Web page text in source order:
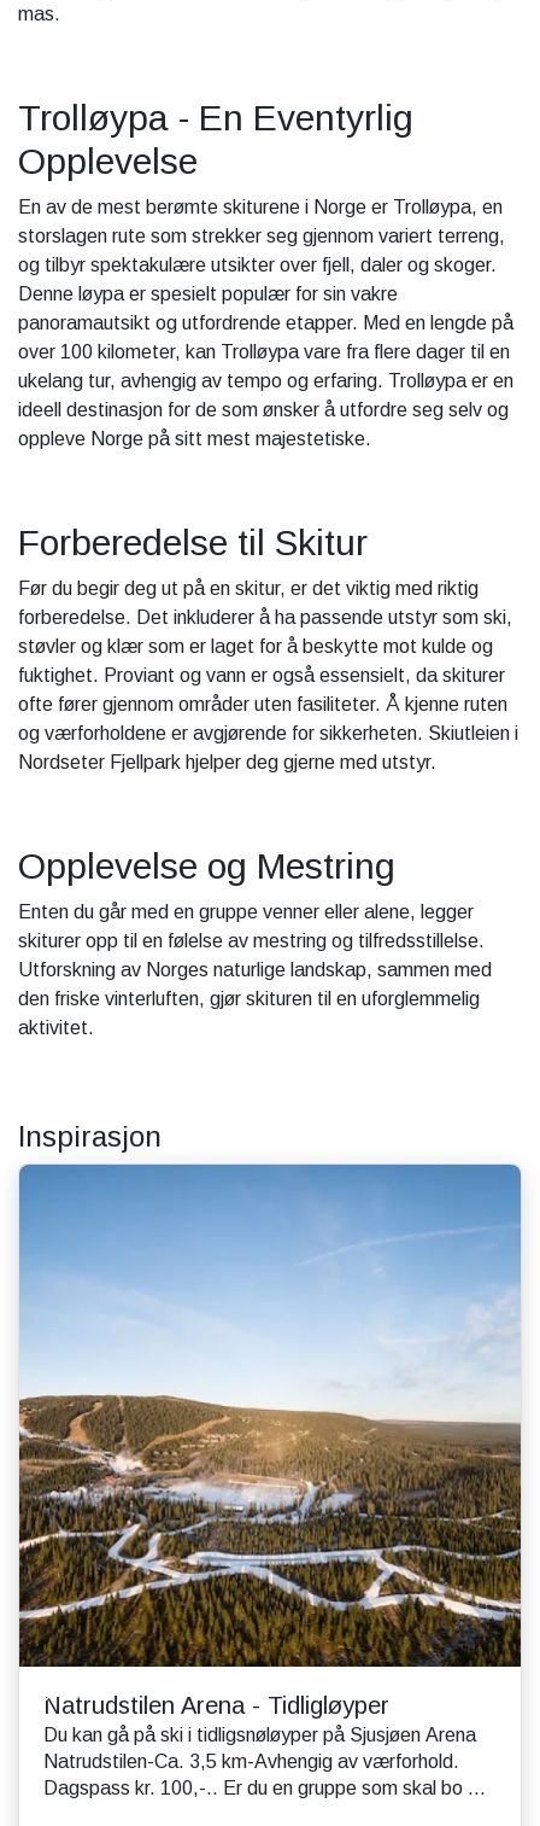
mas.
Trolløypa - En Eventyrlig
Opplevelse
En av de mest berømte skiturene i Norge er Trolløypa, en
storslagen rute som strekker seg gjennom variert terreng,
og tilbyr spektakulære utsikter over fjell, daler og skoger.
Denne løypa er spesielt populær for sin vakre
panoramautsikt og utfordrende etapper. Med en lengde på
over 100 kilometer, kan Trolløypa vare fra flere dager til en
ukelang tur, avhengig av tempo og erfaring. Trolløypa er en
ideell destinasjon for de som ønsker å utfordre seg selv og
oppleve Norge på sitt mest majestetiske.
Forberedelse til Skitur
Før du begir deg ut på en skitur, er det viktig med riktig
forberedelse. Det inkluderer å ha passende utstyr som ski,
støvler og klær som er laget for å beskytte mot kulde og
fuktighet. Proviant og vann er også essensielt, da skiturer
ofte fører gjennom områder uten fasiliteter. Å kjenne ruten
og værforholdene er avgjørende for sikkerheten. Skiutleien i
Nordseter Fjellpark hjelper deg gjerne med utstyr.
Opplevelse og Mestring
Enten du går med en gruppe venner eller alene, legger
skiturer opp til en følelse av mestring og tilfredsstillelse.
Utforskning av Norges naturlige landskap, sammen med
den friske vinterluften, gjør skituren til en uforglemmelig
aktivitet.
Inspirasjon
Natrudstilen Arena - Tidligløyper
Du kan gå på ski i tidligsnøløyper på Sjusjøen Arena
Natrudstilen-Ca. 3,5 km-Avhengig av værforhold.
Dagspass kr. 100,-.. Er du en gruppe som skal bo ...